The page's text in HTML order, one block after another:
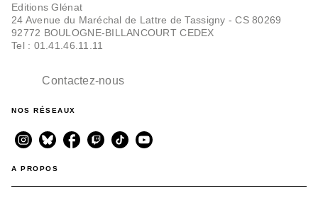
Editions Glénat
24 Avenue du Maréchal de Lattre de Tassigny - CS 80269
92772 BOULOGNE-BILLANCOURT CEDEX
Tel : 01.41.46.11.11
Contactez-nous
NOS RÉSEAUX
A PROPOS